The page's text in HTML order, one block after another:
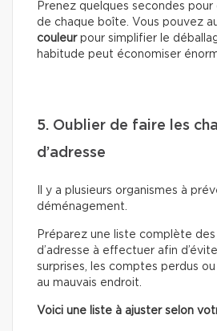
Prenez quelques secondes
de chaque boîte. Vous pouvez
couleurpour simplifier le
habitude peut économiser
5. Oublier de faire les
d’adresse
Il y a plusieurs organismes à
déménagement.
Préparez une liste complète
d’adresse à effectuer afin
surprises, les comptes perdus
au mauvais endroit.
Voici une liste à ajuster selon